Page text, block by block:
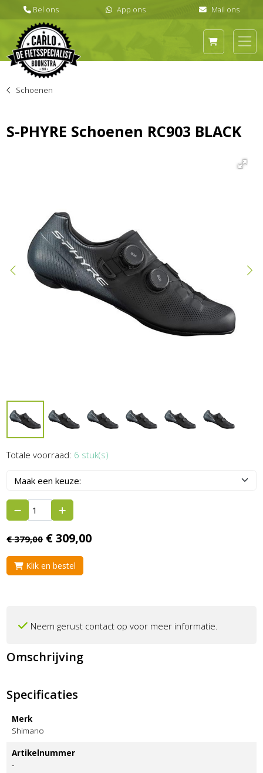
Schoenen
S-PHYRE Schoenen RC903 BLACK
Totale voorraad: 6 stuk(s)
€379,00 €309,00
Klik en bestel
Neem gerust contact op voor meer informatie.
Omschrijving
Specificaties
Merk
Shimano
Artikelnummer
-